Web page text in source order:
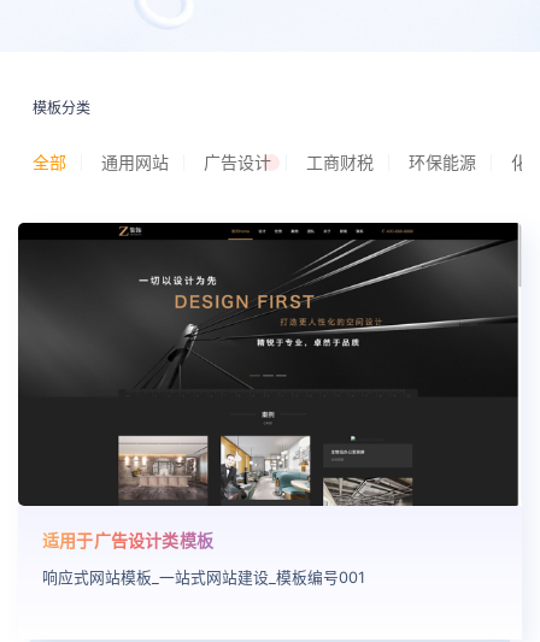
模板分类
全部 通用网站 广告设计 工商财税 环保能源 化
适用于广告设计类模板
响应式网站模板_一站式网站建设_模板编号001